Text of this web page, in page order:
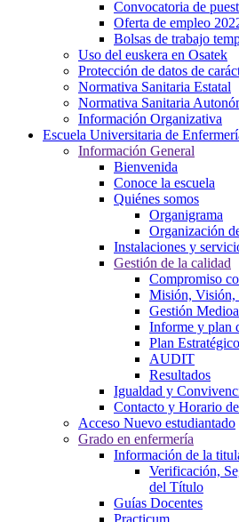
Convocatoria de
Oferta de empleo
Bolsas de trabajo
Uso del euskera en Osatek
Protección de datos de
Normativa Sanitaria Estatal
Normativa Sanitaria
Información Organizativa
Escuela Universitaria de
Información General
Bienvenida
Conoce la escuela
Quiénes somos
Organigrama
Organización
Instalaciones y
Gestión de la calidad
Compromiso
Misión, Visión,
Gestión
Informe y plan
Plan Estratégico
AUDIT
Resultados
Igualdad y
Contacto y Horario
Acceso Nuevo estudiantado
Grado en enfermería
Información de la
Verificación,
del Título
Guías Docentes